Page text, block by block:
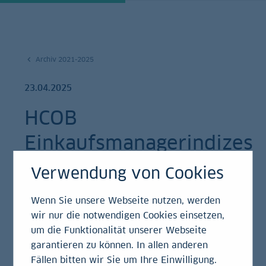
Archiv 2021-2025
23.04.2025
HCOB
Einkaufsmanagerindizes
für Deutschland April
2025
Einschätzung
Verwendung von Cookies
Wenn Sie unsere Webseite nutzen, werden
wir nur die notwendigen Cookies einsetzen,
um die Funktionalität unserer Webseite
garantieren zu können. In allen anderen
Fällen bitten wir Sie um Ihre Einwilligung.